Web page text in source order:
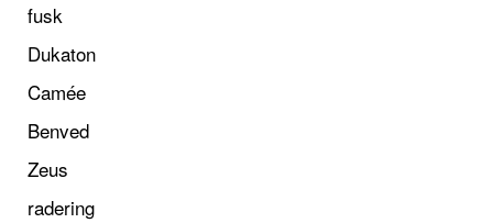
fusk
Dukaton
Camée
Benved
Zeus
radering